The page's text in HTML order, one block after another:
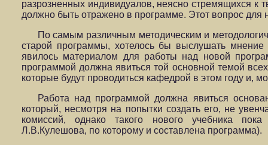
разрозненных индивидуалов, неясно стремящихся к
должно быть отражено в программе. Этот вопрос
По самым различным методическим и
старой программы, хотелось бы выслушать мнение
явилось материалом для работы над новой
программой должна явиться той основной темой
которые будут проводиться кафедрой в этом году и,
Работа над программой должна явиться
который, несмотря на попытки создать его, не
комиссий, однако такого нового учебника
Л.В.Кулешова, по которому и составлена программа).